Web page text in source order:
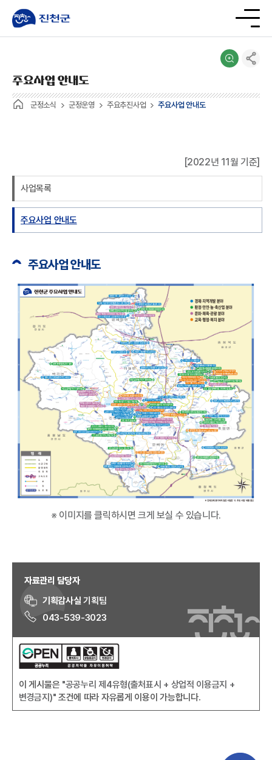
군정소식 군정운영 주요추진사업 주요사업 안내도
주요사업 안내도
[2022년 11월 기준]
사업목록
주요사업 안내도
주요사업 안내도
※ 이미지를 클릭하시면 크게 보실 수 있습니다.
자료관리 담당자
기획감사실 기획팀
043-539-3023
이 게시물은 "공공누리 제4유형(출처표시 + 상업적 이용금지 +
변경금지)" 조건에 따라 자유롭게 이용이 가능합니다.